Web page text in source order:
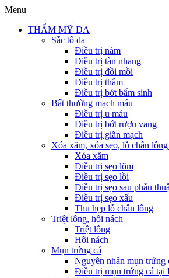
Menu
THẨM MỸ DA
Sắc tố da
Điều trị nám
Điều trị tàn nhang
Điều trị đồi mồi
Điều trị thâm
Điều trị bớt bẩm sinh
Bất thường mạch máu
Điều trị u máu
Điều trị bớt rượu vang
Điều trị giãn mạch
Xóa xăm, xóa sẹo, lỗ chân
Xóa xăm
Điều trị sẹo lõm
Điều trị sẹo lồi
Điều trị sẹo sau phẫu
Điều trị sẹo xấu
Thu hẹp lỗ chân lông
Triệt lông, hôi nách
Triệt lông
Hôi nách
Mụn trứng cá
Nguyên nhân mụn trứng
Điều trị mụn trứng cá tại